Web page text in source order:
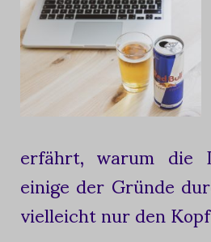
erfährt, warum die
einige der Gründe
vielleicht nur den